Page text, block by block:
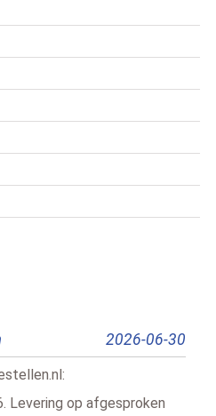
2026-07-02
:
chauffeur